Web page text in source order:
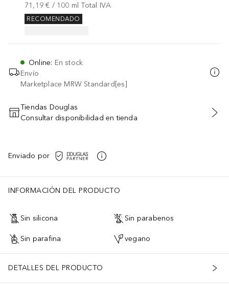
71,19 € / 100 ml Total IVA
RECOMENDADO
Online: En stock
Envío
Marketplace MRW Standard[es]
AÑADIR AL CARRITO
Tiendas Douglas
Consultar disponibilidad en tienda
Enviado por
INFORMACIÓN DEL PRODUCTO
Sin silicona Sin parabenos
Sin parafina vegano
DETALLES DEL PRODUCTO